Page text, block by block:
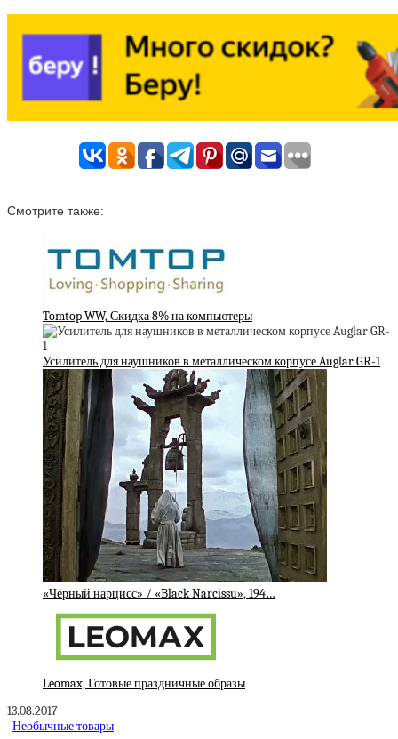
Смотрите также:
Tomtop WW, Скидка 8% на компьютеры
Усилитель для наушников в металлическом корпусе Auglar GR-1
«Чёрный нарцисс» / «Black Narcissu», 194…
Leomax, Готовые праздничные образы
13.08.2017
Необычные товары